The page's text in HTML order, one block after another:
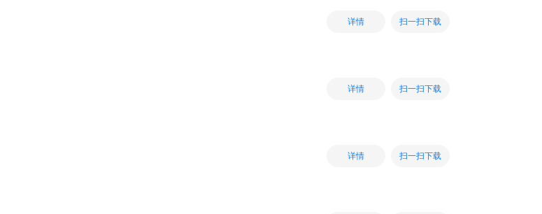
详情 扫一扫下载
详情 扫一扫下载
详情 扫一扫下载